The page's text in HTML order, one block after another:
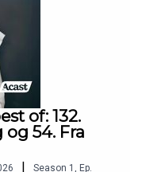
of: 132.
54. Fra
| Season 1
Ep.